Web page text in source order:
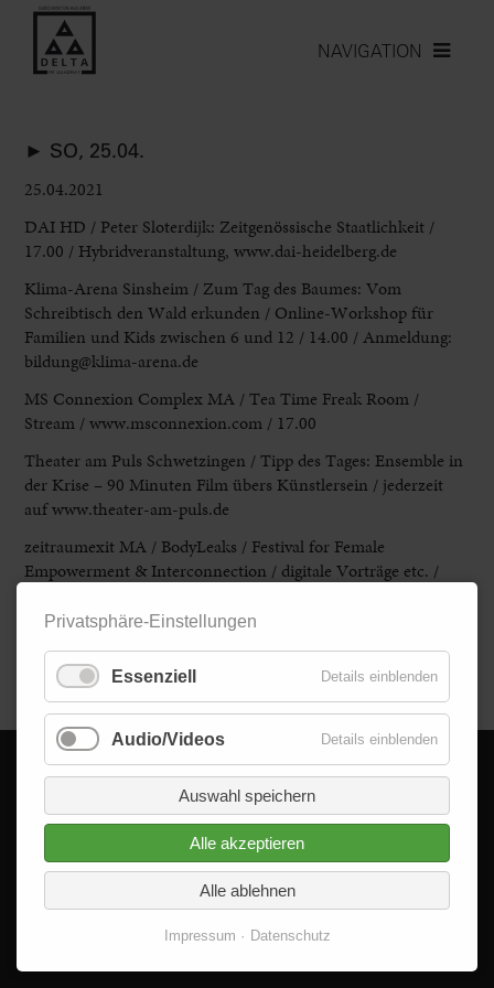
NAVIGATION
► SO, 25.04.
25.04.2021
DAI HD / Peter Sloterdijk: Zeitgenössische Staatlichkeit /
17.00 / Hybridveranstaltung, www.dai-heidelberg.de
Klima-Arena Sinsheim / Zum Tag des Baumes: Vom
Schreibtisch den Wald erkunden / Online-Workshop für
Familien und Kids zwischen 6 und 12 / 14.00 / Anmeldung:
bildung@klima-arena.de
MS Connexion Complex MA / Tea Time Freak Room /
Stream / www.msconnexion.com / 17.00
Theater am Puls Schwetzingen / Tipp des Tages: Ensemble in
der Krise – 90 Minuten Film übers Künstlersein / jederzeit
auf www.theater-am-puls.de
zeitraumexit MA / BodyLeaks / Festival for Female
Empowerment & Interconnection / digitale Vorträge etc. /
Zurück
© 2026 - Delta im Quadrat GmbH
Alle Rechte vorbehalten.
Privatsphäre-Einstellungen
Essenziell Details einblenden
Audio/Videos Details einblenden
Auswahl speichern
Alle akzeptieren
Alle ablehnen
Impressum Datenschutz